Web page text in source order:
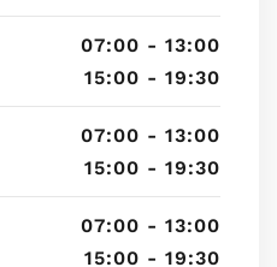
07:00 - 13:00
15:00 - 19:30
07:00 - 13:00
15:00 - 19:30
07:00 - 13:00
15:00 - 19:30